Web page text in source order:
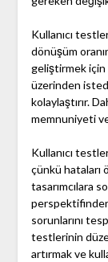
Kullanıcı
dönüşüm
geliştirmek için
üzerinden
kolaylaştırır.
memnuniyeti
Kullanıcı
çünkü hataları
tasarımcılara
sorunlarını
testlerinin
artırmak ve